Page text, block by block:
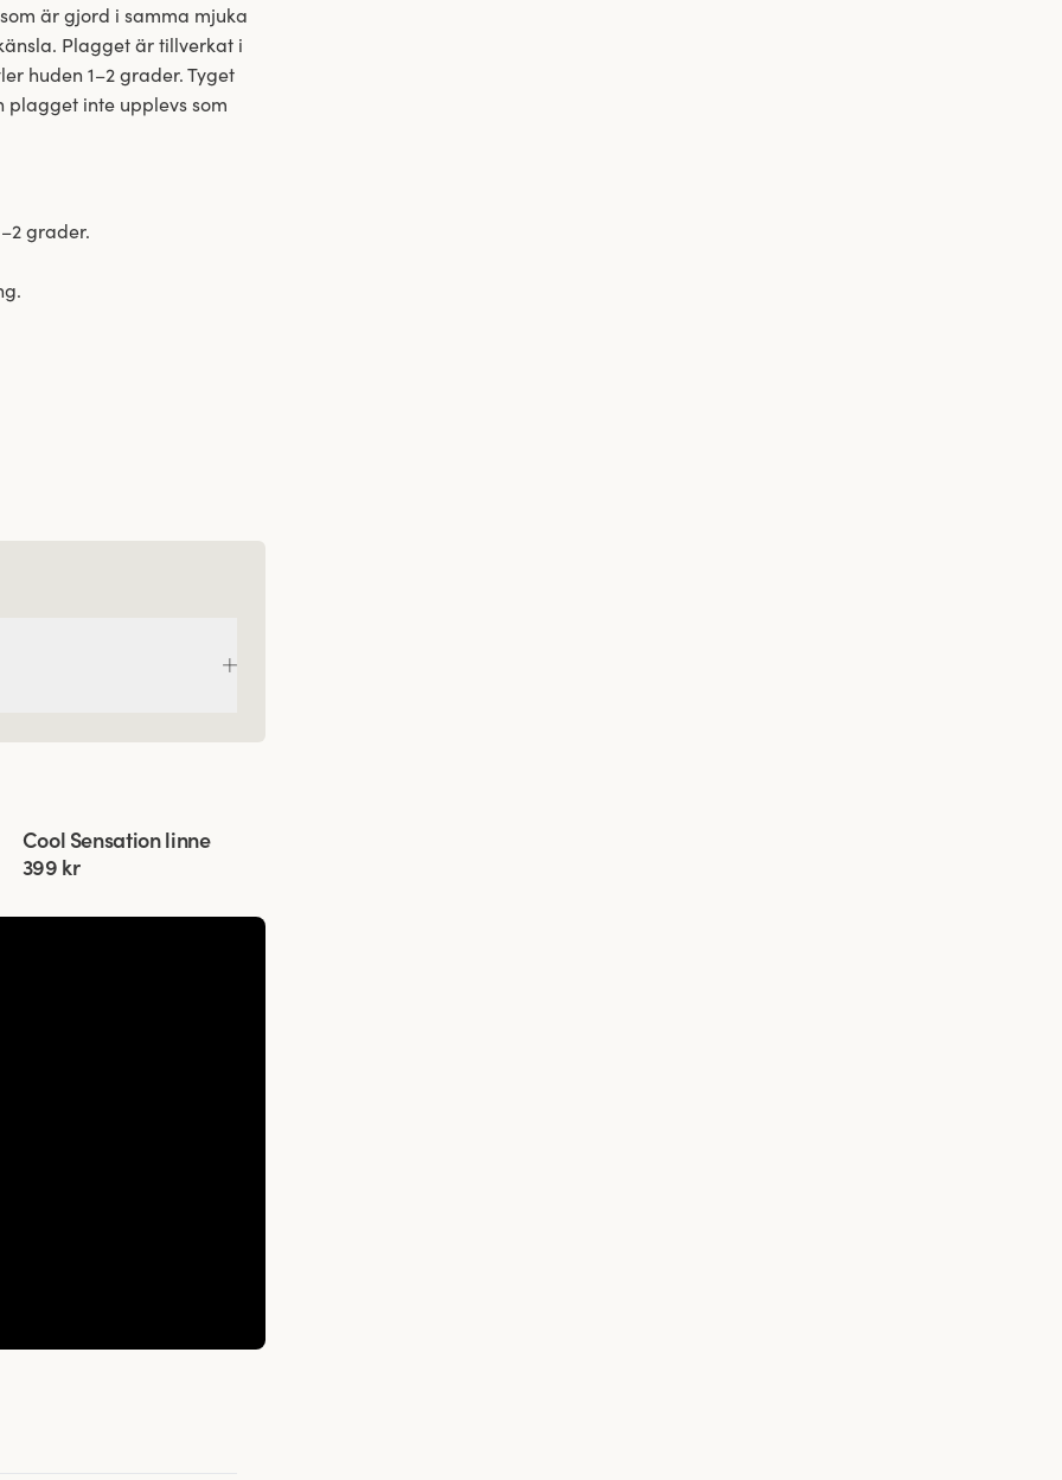
är gjord i samma mjuka
Plagget är tillverkat i
huden 1–2 grader. Tyget
plagget inte upplevs som
grader.
Viewing image 1 of 5
Cool Sensation linne
399 kr